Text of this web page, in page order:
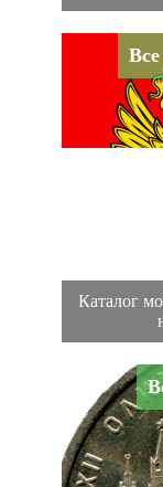
Каталог